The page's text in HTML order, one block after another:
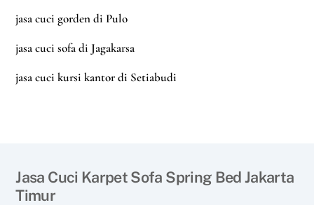
jasa cuci gorden di Pulo
jasa cuci sofa di Jagakarsa
jasa cuci kursi kantor di Setiabudi
Jasa Cuci Karpet Sofa Spring Bed Jakarta
Timur